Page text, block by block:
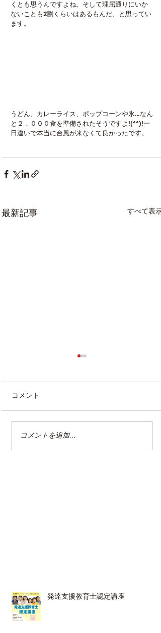
くとも思うんですよね。そして理屈通りにいか
ないことも2割くらいはあるもんだ、と思ってい
ます。
うどん、カレーライス、ポップコーンや氷…なん
と２，０００食を準備されたそうですよ!(^^)!一
日違いで本当に台風が来なくて良かったです。
最新記事 すべて表示
整理収納アドバイザー2級
認定講座
コメント
コメントを追加…
発達支援教育士認定講座